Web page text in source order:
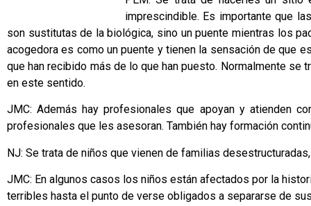
imprescindible. Es importante que
son sustitutas de la biológica, sino un puente mientras los
acogedora es como un puente y tienen la sensación de que
que han recibido más de lo que han puesto. Normalmente
en este sentido.
JMC: Además hay profesionales que apoyan y atienden
profesionales que les asesoran. También hay formación
NJ: Se trata de niños que vienen de familias
JMC: En algunos casos los niños están afectados por la
terribles hasta el punto de verse obligados a separarse de